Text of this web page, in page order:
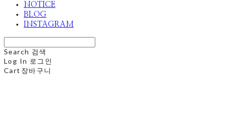
NOTICE
BLOG
INSTAGRAM
Search 검색
Log In 로그인
Cart 장바구니